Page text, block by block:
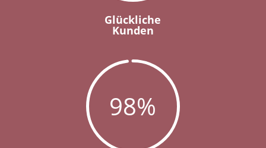
Glückliche
Kunden
98%